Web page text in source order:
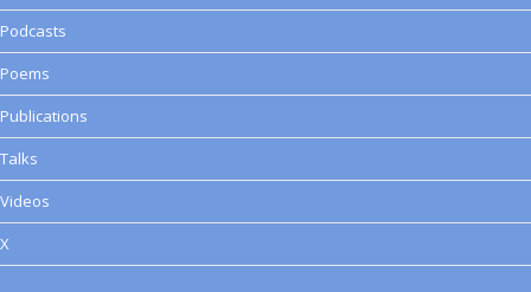
Podcasts
Poems
Publications
Talks
Videos
X